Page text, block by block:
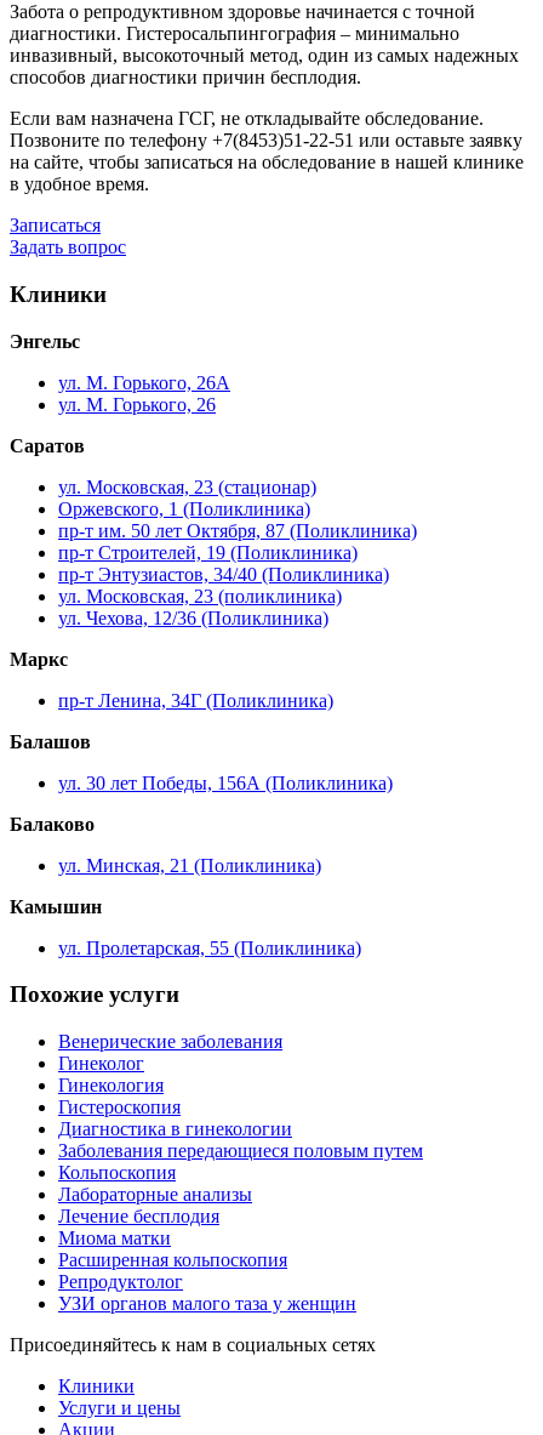
Забота о репродуктивном здоровье начинается с точной
диагностики. Гистеросальпингография – минимально
инвазивный, высокоточный метод, один из самых надежных
способов диагностики причин бесплодия.
Если вам назначена ГСГ, не откладывайте обследование.
Позвоните по телефону +7(8453)51-22-51 или оставьте заявку
на сайте, чтобы записаться на обследование в нашей клинике
в удобное время.
Записаться
Задать вопрос
Клиники
Энгельс
ул. М. Горького, 26А
ул. М. Горького, 26
Саратов
ул. Московская, 23 (стационар)
Оржевского, 1 (Поликлиника)
пр-т им. 50 лет Октября, 87 (Поликлиника)
пр-т Строителей, 19 (Поликлиника)
пр-т Энтузиастов, 34/40 (Поликлиника)
ул. Московская, 23 (поликлиника)
ул. Чехова, 12/36 (Поликлиника)
Маркс
пр-т Ленина, 34Г (Поликлиника)
Балашов
ул. 30 лет Победы, 156А (Поликлиника)
Балаково
ул. Минская, 21 (Поликлиника)
Камышин
ул. Пролетарская, 55 (Поликлиника)
Похожие услуги
Венерические заболевания
Гинеколог
Гинекология
Гистероскопия
Диагностика в гинекологии
Заболевания передающиеся половым путем
Кольпоскопия
Лабораторные анализы
Лечение бесплодия
Миома матки
Расширенная кольпоскопия
Репродуктолог
УЗИ органов малого таза у женщин
Присоединяйтесь к нам в социальных сетях
Клиники
Услуги и цены
Акции